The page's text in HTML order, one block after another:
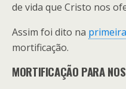
de vida que Cristo nos
Assim foi dito na
mortificação.
MORTIFICAÇÃO PARA